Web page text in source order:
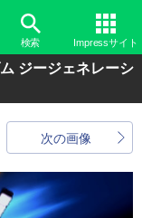
検索 Impressサイト
ジージェネレーシ
次の画像